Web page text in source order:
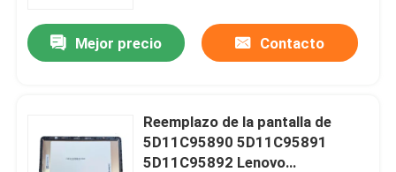
Mejor precio Contacto
Reemplazo de la pantalla de
5D11C95890 5D11C95891
5D11C95892 Lenovo